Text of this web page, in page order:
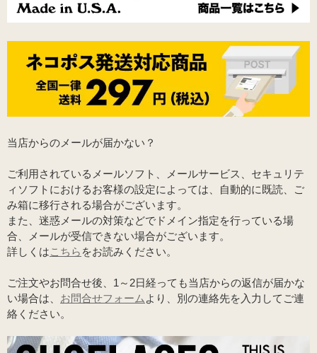
当店からのメールが届かない？
ご利用されているメールソフト、メールサービス、セキュリテ
ィソフトにおけるお客様の設定によっては、自動的に既読、ご
み箱に移行される場合がございます。
また、迷惑メールの対策などでドメイン指定を行っている場
合、メールが受信できない場合がございます。
詳しくはこちら をお読みください。
ご注文やお問合せ後、1～2日経っても当店からの返信が届かな
い場合は、 お問合せフォームより、別の連絡先を入力してご連
絡ください。